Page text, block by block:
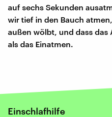
auf sechs Sekunden
wir tief in den Bauch
außen wölbt, und dass das
als das Einatmen.
Einschlafhilfe